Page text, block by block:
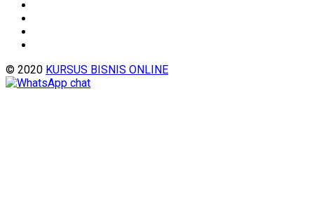
© 2020 KURSUS BISNIS ONLINE